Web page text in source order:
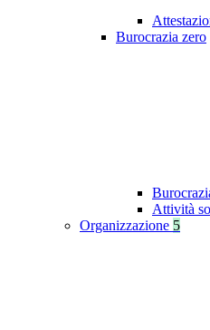
Burocrazia zero
Attività
Organizzazione 5